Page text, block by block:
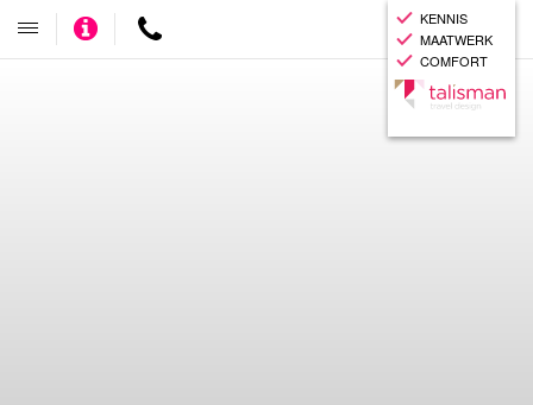
KENNIS
MAATWERK
COMFORT
Toggle
navigatie
Adviseer Contact